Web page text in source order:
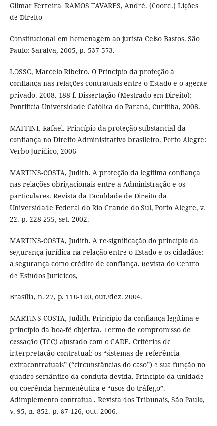
Gilmar Ferreira; RAMOS TAVARES, André. (Coord.) Lições
de Direito
Constitucional em homenagem ao jurista Celso Bastos. São
Paulo: Saraiva, 2005, p. 537-573.
LOSSO, Marcelo Ribeiro. O Princípio da proteção à
confiança nas relações contratuais entre o Estado e o agente
privado. 2008. 188 f. Dissertação (Mestrado em Direito):
Pontifícia Universidade Católica do Paraná, Curitiba, 2008.
MAFFINI, Rafael. Princípio da proteção substancial da
confiança no Direito Administrativo brasileiro. Porto Alegre:
Verbo Jurídico, 2006.
MARTINS-COSTA, Judith. A proteção da legítima confiança
nas relações obrigacionais entre a Administração e os
particulares. Revista da Faculdade de Direito da
Universidade Federal do Rio Grande do Sul, Porto Alegre, v.
22. p. 228-255, set. 2002.
MARTINS-COSTA, Judith. A re-significação do princípio da
segurança jurídica na relação entre o Estado e os cidadãos:
a segurança como crédito de confiança. Revista do Centro
de Estudos Jurídicos,
Brasília, n. 27, p. 110-120, out./dez. 2004.
MARTINS-COSTA, Judith. Princípio da confiança legítima e
princípio da boa-fé objetiva. Termo de compromisso de
cessação (TCC) ajustado com o CADE. Critérios de
interpretação contratual: os “sistemas de referência
extracontratuais” (“circunstâncias do caso”) e sua função no
quadro semântico da conduta devida. Princípio da unidade
ou coerência hermenêutica e “usos do tráfego”.
Adimplemento contratual. Revista dos Tribunais, São Paulo,
v. 95, n. 852. p. 87-126, out. 2006.